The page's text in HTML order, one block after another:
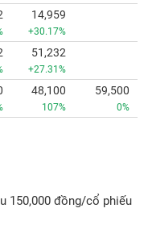
14,959
+30.17%
51,232
+27.31%
48,100
107%
59,500
0%
150,000 đồng/cổ phiếu